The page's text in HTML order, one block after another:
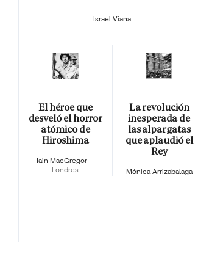
Israel Viana
El héroe que
desveló el horror
atómico de
Hiroshima
Iain MacGregor
Londres
La revolución
inesperada de
las alpargatas
que aplaudió el
Rey
Mónica Arrizabalaga